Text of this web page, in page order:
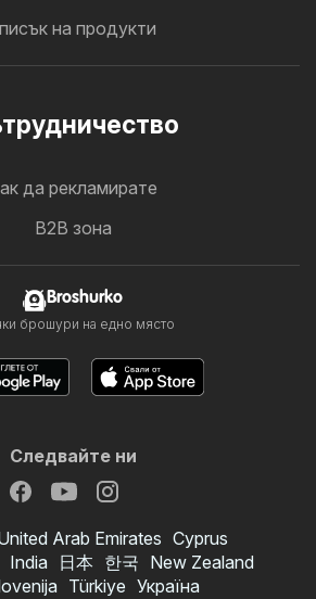
на продукти
да рекламирате
B2B зона
Broshurko
брошури на едно място
Следвайте ни
Arab Emirates Cyprus
India 日本 한국 New Zealand
Türkiye Україна